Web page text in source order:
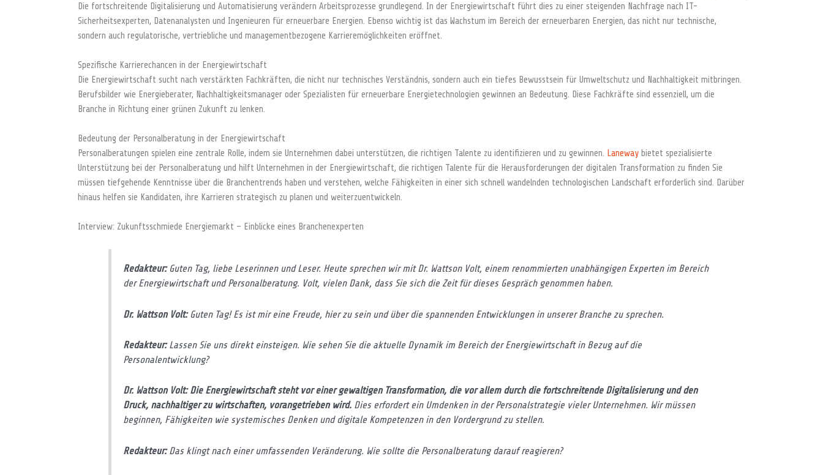
Die fortschreitende Digitalisierung und Automatisierung verändern Arbeitsprozesse grundlegend. In der Energiewirtschaft führt dies zu einer steigenden Nachfrage nach IT-
Sicherheitsexperten, Datenanalysten und Ingenieuren für erneuerbare Energien. Ebenso wichtig ist das Wachstum im Bereich der erneuerbaren Energien, das nicht nur technische,
sondern auch regulatorische, vertriebliche und managementbezogene Karrieremöglichkeiten eröffnet.
Spezifische Karrierechancen in der Energiewirtschaft
Die Energiewirtschaft sucht nach verstärkten Fachkräften, die nicht nur technisches Verständnis, sondern auch ein tiefes Bewusstsein für Umweltschutz und Nachhaltigkeit mitbringen.
Berufsbilder wie Energieberater, Nachhaltigkeitsmanager oder Spezialisten für erneuerbare Energietechnologien gewinnen an Bedeutung. Diese Fachkräfte sind essenziell, um die
Branche in Richtung einer grünen Zukunft zu lenken.
Bedeutung der Personalberatung in der Energiewirtschaft
Personalberatungen spielen eine zentrale Rolle, indem sie Unternehmen dabei unterstützen, die richtigen Talente zu identifizieren und zu gewinnen. Laneway bietet spezialisierte
Unterstützung bei der Personalberatung und hilft Unternehmen in der Energiewirtschaft, die richtigen Talente für die Herausforderungen der digitalen Transformation zu finden Sie
müssen tiefgehende Kenntnisse über die Branchentrends haben und verstehen, welche Fähigkeiten in einer sich schnell wandelnden technologischen Landschaft erforderlich sind. Darüber
hinaus helfen sie Kandidaten, ihre Karrieren strategisch zu planen und weiterzuentwickeln.
Interview: Zukunftsschmiede Energiemarkt – Einblicke eines Branchenexperten
Redakteur:Guten Tag, liebe Leserinnen und Leser. Heute sprechen wir mit Dr. Wattson Volt, einem renommierten unabhängigen Experten im Bereich
der Energiewirtschaft und Personalberatung. Volt, vielen Dank, dass Sie sich die Zeit für dieses Gespräch genommen haben.
Dr. Wattson Volt:Guten Tag! Es ist mir eine Freude, hier zu sein und über die spannenden Entwicklungen in unserer Branche zu sprechen.
Redakteur:Lassen Sie uns direkt einsteigen. Wie sehen Sie die aktuelle Dynamik im Bereich der Energiewirtschaft in Bezug auf die
Personalentwicklung?
Dr. Wattson Volt: Die Energiewirtschaft steht vor einer gewaltigen Transformation, die vor allem durch die fortschreitende Digitalisierung und den
Druck, nachhaltiger zu wirtschaften, vorangetrieben wird. Dies erfordert ein Umdenken in der Personalstrategie vieler Unternehmen. Wir müssen
beginnen, Fähigkeiten wie systemisches Denken und digitale Kompetenzen in den Vordergrund zu stellen.
Redakteur:Das klingt nach einer umfassenden Veränderung. Wie sollte die Personalberatung darauf reagieren?